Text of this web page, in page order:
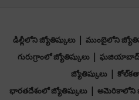
Over the years, her
earned her a loyal client
for predictions but for
peace, positivity, and
డిల్లీలోని జ్యోతిష్కులు| ముంబైలోని
గురుగ్రాంలో జ్యోతిష్కులు|
జ్యోతిష్కులు |
భారతదేశంలో జ్యోతిష్కులు| అమెరికాలోని